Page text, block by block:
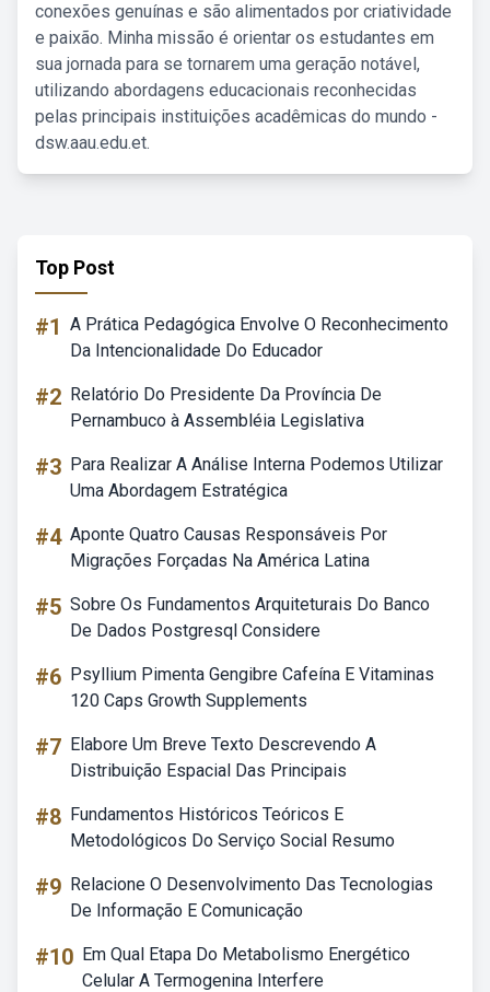
conexões genuínas e são alimentados por criatividade
e paixão. Minha missão é orientar os estudantes em
sua jornada para se tornarem uma geração notável,
utilizando abordagens educacionais reconhecidas
pelas principais instituições acadêmicas do mundo -
dsw.aau.edu.et.
Top Post
#1 A Prática Pedagógica Envolve O Reconhecimento
Da Intencionalidade Do Educador
#2 Relatório Do Presidente Da Província De
Pernambuco à Assembléia Legislativa
#3 Para Realizar A Análise Interna Podemos Utilizar
Uma Abordagem Estratégica
#4 Aponte Quatro Causas Responsáveis Por
Migrações Forçadas Na América Latina
#5 Sobre Os Fundamentos Arquiteturais Do Banco
De Dados Postgresql Considere
#6 Psyllium Pimenta Gengibre Cafeína E Vitaminas
120 Caps Growth Supplements
#7 Elabore Um Breve Texto Descrevendo A
Distribuição Espacial Das Principais
#8 Fundamentos Históricos Teóricos E
Metodológicos Do Serviço Social Resumo
#9 Relacione O Desenvolvimento Das Tecnologias
De Informação E Comunicação
#10 Em Qual Etapa Do Metabolismo Energético
Celular A Termogenina Interfere